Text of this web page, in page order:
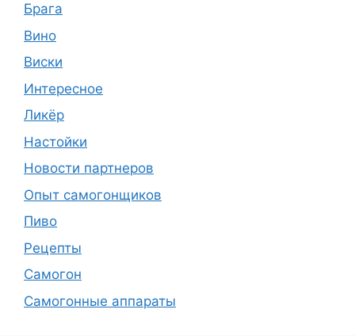
Брага
Вино
Виски
Интересное
Ликёр
Настойки
Новости партнеров
Опыт самогонщиков
Пиво
Рецепты
Самогон
Самогонные аппараты